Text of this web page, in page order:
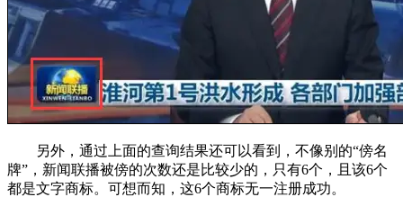
另外，通过上面的查询结果还可以看到，不像别的“傍名
牌”，新闻联播被傍的次数还是比较少的，只有6个，且该6个
都是文字商标。可想而知，这6个商标无一注册成功。